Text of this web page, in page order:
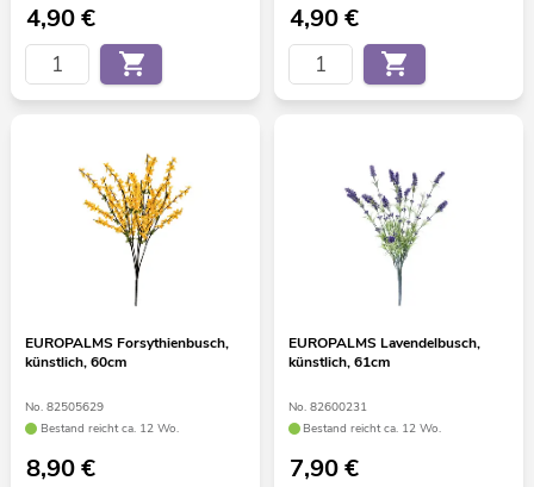
4,90€ 4,90€
EUROPALMS Forsythienbusch,
künstlich, 60cm
No. 82505629
Bestand reicht ca. 12 Wo.
8,90€
EUROPALMS Lavendelbusch,
künstlich, 61cm
No. 82600231
Bestand reicht ca. 12 Wo.
7,90€